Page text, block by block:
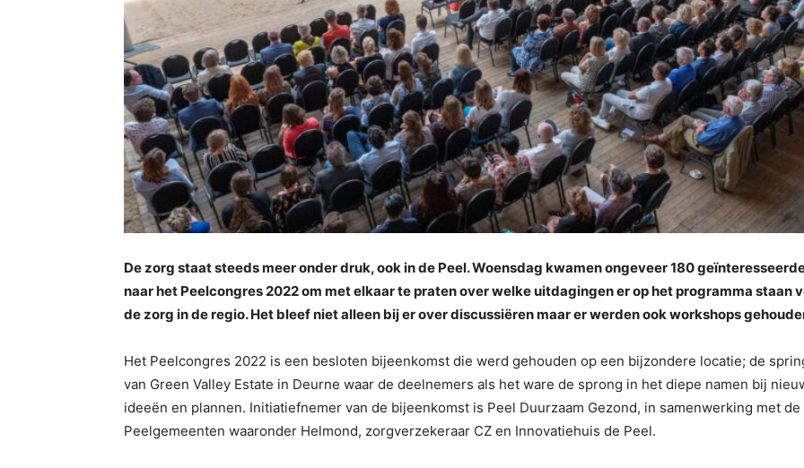
De zorg staat steeds meer onder druk, ook in de Peel. Woensdag kwamen ongeveer 180
naar het Peelcongres 2022 om met elkaar te praten over welke uitdagingen er op het programma staan
de zorg in de regio. Het bleef niet alleen bij er over discussiëren maar er werden ook workshops
Het Peelcongres 2022 is een besloten bijeenkomst die werd gehouden op een bijzondere locatie; de
van Green Valley Estate in Deurne waar de deelnemers als het ware de sprong in het diepe namen bij
ideeën en plannen. Initiatiefnemer van de bijeenkomst is Peel Duurzaam Gezond, in samenwerking met de
Peelgemeenten waaronder Helmond, zorgverzekeraar CZ en Innovatiehuis de Peel.